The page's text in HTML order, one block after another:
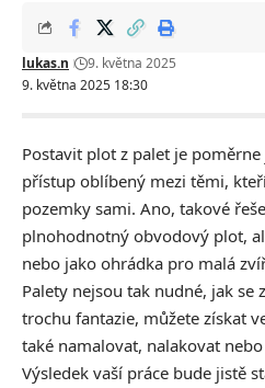
9. května 2025 18:30
lukas.n 9. května 2025
Postavit plot z palet je
přístup oblíbený mezi těmi,
pozemky sami. Ano, takové
plnohodnotný obvodový plot,
nebo jako ohrádka pro malá
Palety nejsou tak nudné, jak se
trochu fantazie, můžete získat
také namalovat, nalakovat
Výsledek vaší práce bude jistě